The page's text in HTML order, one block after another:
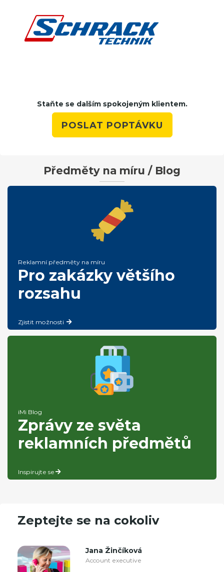
Staňte se dalším spokojeným klientem.
POSLAT POPTÁVKU
Předměty na míru / Blog
Reklamní předměty na míru
Pro zakázky většího
rozsahu
Zjistit možnosti
iMi Blog
Zprávy ze světa
reklamních předmětů
Inspirujte se
Zeptejte se na cokoliv
Jana Žinčíková
Account executive